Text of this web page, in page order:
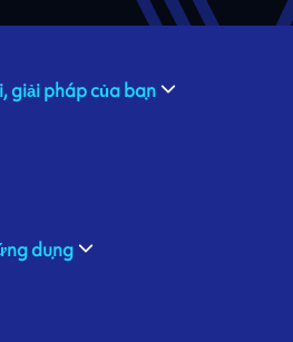
giải pháp của bạn
dụng